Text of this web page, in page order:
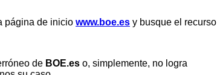
página de inicio www.boe.es y busque el recurso
de BOE.es o, simplemente, no logra